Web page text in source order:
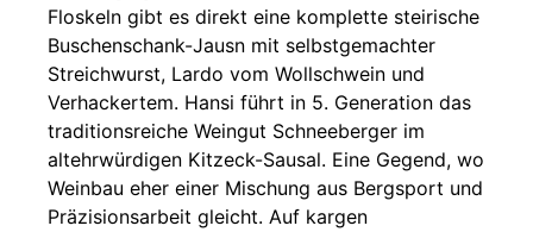
Floskeln gibt es direkt eine komplette steirische
Buschenschank-Jausn mit selbstgemachter
Streichwurst, Lardo vom Wollschwein und
Verhackertem. Hansi führt in 5. Generation das
traditionsreiche Weingut Schneeberger im
altehrwürdigen Kitzeck-Sausal. Eine Gegend, wo
Weinbau eher einer Mischung aus Bergsport und
Präzisionsarbeit gleicht. Auf kargen